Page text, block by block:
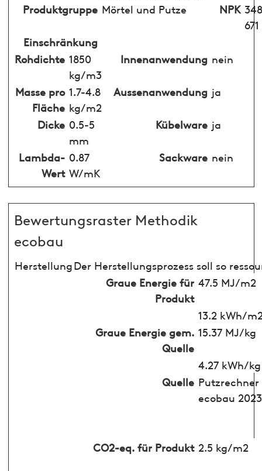
Produktgruppe Mörtel und Putze NPK
671
Einschränkung
Rohdichte 1850
kg/m3
Innenanwendung nein
Masse pro
Fläche
1.7-4.8
kg/m2
Aussenanwendung ja
Dicke 0.5-5
mm
Kübelware ja
Lambda-
Wert
0.87
W/mK
Sackware nein
Bewertungsraster Methodik
ecobau
HerstellungDer Herstellungsprozess soll so
Graue Energie für
Produkt
47.5 MJ/m2
13.2 kWh/
Graue Energie gem.
Quelle
15.37 MJ/kg
4.27 kWh/kg
Quelle Putzrechner
ecobau 2023
CO2-eq. für Produkt 2.5 kg/m2